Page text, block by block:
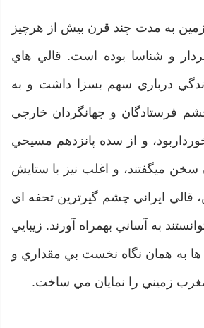
به مدت چند قرن بيش از هرچيز
و شناسا بوده است. قالي هاي
درباري سهم بسزا داشت و به
فرستادگان و جهانگردان خارجي
و از سده پانزدهم مسيحي
سخن ميگفتند، و اغلب نيز با ستايش
قالي ايراني چشم گيرترين تحفه اي
به آساني بهمراه آورند. زيبايي
ها به همان نگاه نخست بي مقداري و
زميني را نمايان مي ساخت.